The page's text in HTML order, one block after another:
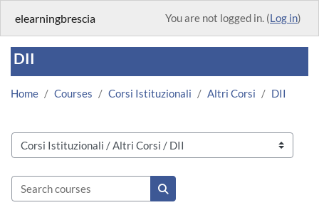
elearningbrescia You are not logged in. (Log in)
DII
Home Courses Corsi Istituzionali Altri Corsi DII
Course categories
Search courses
Search courses